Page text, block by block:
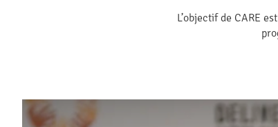
L’objectif de CARE